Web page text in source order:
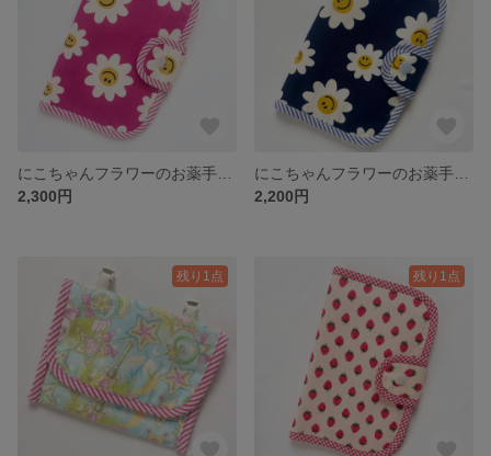
2,300円
2,200円
残り1点 残り1点